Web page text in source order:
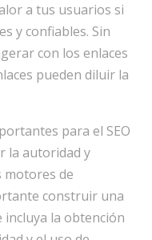
a tus usuarios si
y confiables. Sin
con los enlaces
pueden diluir la
para el SEO
la autoridad y
motores de
construir una
incluya la obtención